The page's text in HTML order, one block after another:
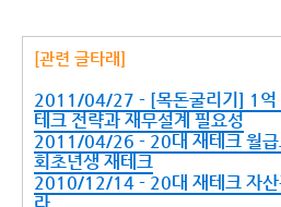
[관련 글타래]
2011/04/27 - [목돈굴리기] 1억
테크 전략과 재무설계 필요성
2011/04/26 - 20대 재테크 월급
회초년생 재테크
2010/12/14 - 20대 재테크 자산